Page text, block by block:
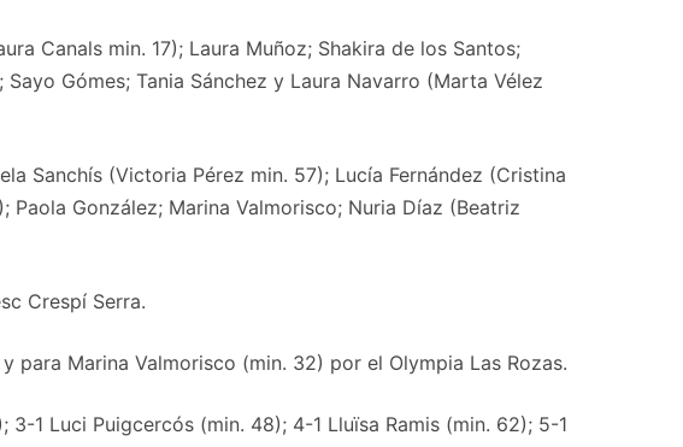
Canals min. 17); Laura Muñoz; Shakira de los Santos;
Gómes; Tania Sánchez y Laura Navarro (Marta Vélez
Sanchís (Victoria Pérez min. 57); Lucía Fernández (Cristina
González; Marina Valmorisco; Nuria Díaz (Beatriz
Crespí Serra.
Marina Valmorisco (min. 32) por el Olympia Las Rozas.
3-1 Luci Puigcercós (min. 48); 4-1 Lluïsa Ramis (min. 62); 5-1